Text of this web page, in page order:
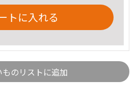
トに入れる
のリストに追加